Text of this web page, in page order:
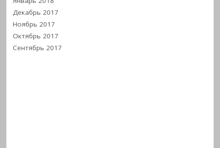
Декабрь 2017
Ноябрь 2017
Октябрь 2017
Сентябрь 2017